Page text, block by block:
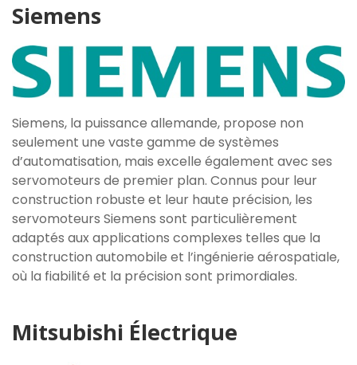
Siemens
Siemens, la puissance allemande, propose non
seulement une vaste gamme de systèmes
d’automatisation, mais excelle également avec ses
servomoteurs de premier plan. Connus pour leur
construction robuste et leur haute précision, les
servomoteurs Siemens sont particulièrement
adaptés aux applications complexes telles que la
construction automobile et l’ingénierie aérospatiale,
où la fiabilité et la précision sont primordiales.
Mitsubishi Électrique